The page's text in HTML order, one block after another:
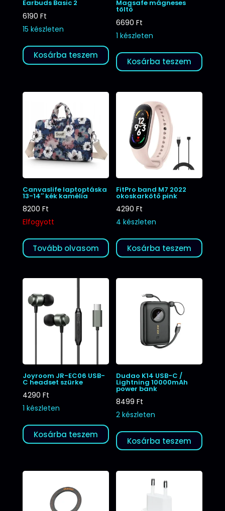
Earbuds Basic 2
6190 Ft
15 készleten
Kosárba teszem
Magsafe mágneses
töltő
6690Ft
1 készleten
Kosárba teszem
Canvaslife laptoptáska
13-14″ kék kamélia
8200 Ft
Elfogyott
Tovább olvasom
FitPro band M7 2022
okoskarkötő pink
4290Ft
4 készleten
Kosárba teszem
Joyroom JR-EC06 USB-
C headset szürke
4290 Ft
1 készleten
Kosárba teszem
Dudao K14 USB-C /
Lightning 10000mAh
power bank
8499Ft
2 készleten
Kosárba teszem